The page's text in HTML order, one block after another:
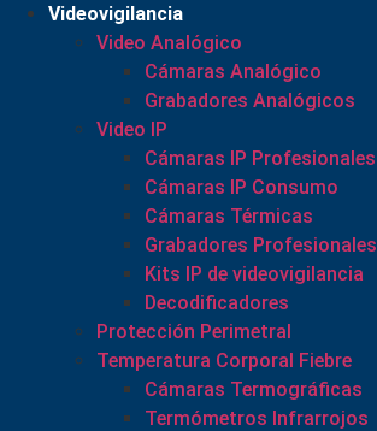
Videovigilancia
Video Analógico
Cámaras Analógico
Grabadores Analógicos
Video IP
Cámaras IP Profesionales
Cámaras IP Consumo
Cámaras Térmicas
Grabadores Profesionales
Kits IP de videovigilancia
Decodificadores
Protección Perimetral
Temperatura Corporal Fiebre
Cámaras Termográficas
Termómetros Infrarrojos